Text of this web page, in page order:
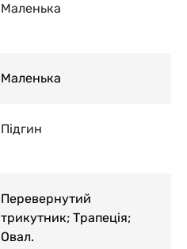
Маленька
Маленька
Підгин
Перевернутий
трикутник; Трапеція;
Овал.